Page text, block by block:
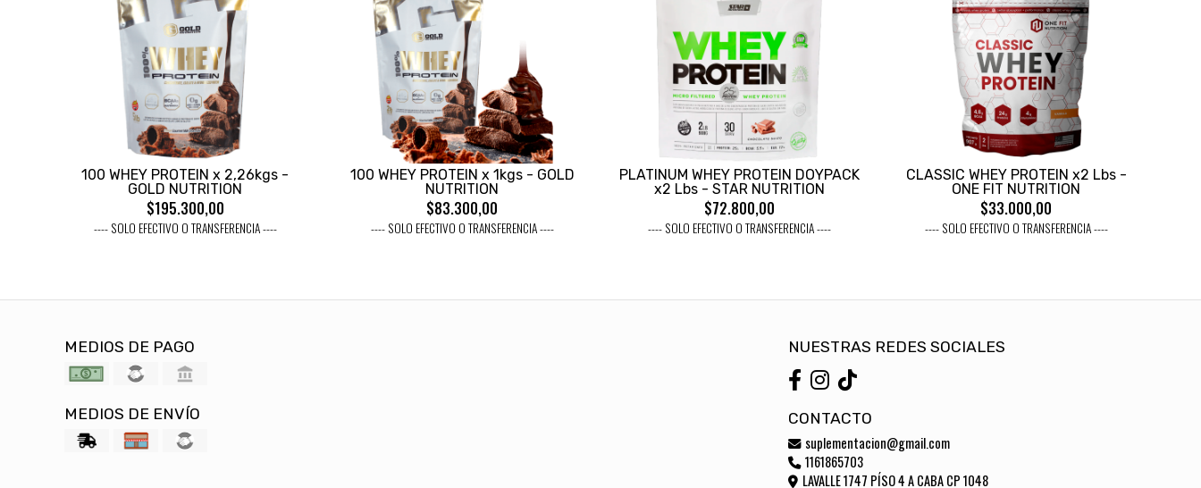
100 WHEY PROTEIN x 2,26kgs -
GOLD NUTRITION
$195.300,00
---- SOLO EFECTIVO O TRANSFERENCIA ----
100 WHEY PROTEIN x 1kgs - GOLD
NUTRITION
$83.300,00
---- SOLO EFECTIVO O TRANSFERENCIA ----
PLATINUM WHEY PROTEIN DOYPACK
x2 Lbs - STAR NUTRITION
$72.800,00
---- SOLO EFECTIVO O TRANSFERENCIA ----
CLASSIC WHEY PROTEIN x2 Lbs -
ONE FIT NUTRITION
$33.000,00
---- SOLO EFECTIVO O TRANSFERENCIA ----
MEDIOS DE PAGO
MEDIOS DE ENVÍO
NUESTRAS REDES SOCIALES
CONTACTO
suplementacion@gmail.com
1161865703
LAVALLE 1747 PÍSO 4 A CABA CP 1048